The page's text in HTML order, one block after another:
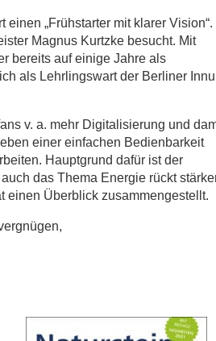
„Frühstarter mit klarer Vision“.
Magnus Kurtzke besucht. Mit
bereits auf einige Jahre als
als Lehrlingswart der Berliner
v. a. mehr Digitalisierung und
einer einfachen Bedienbarkeit
Hauptgrund dafür ist der
das Thema Energie rückt
einen Überblick zusammengestellt.